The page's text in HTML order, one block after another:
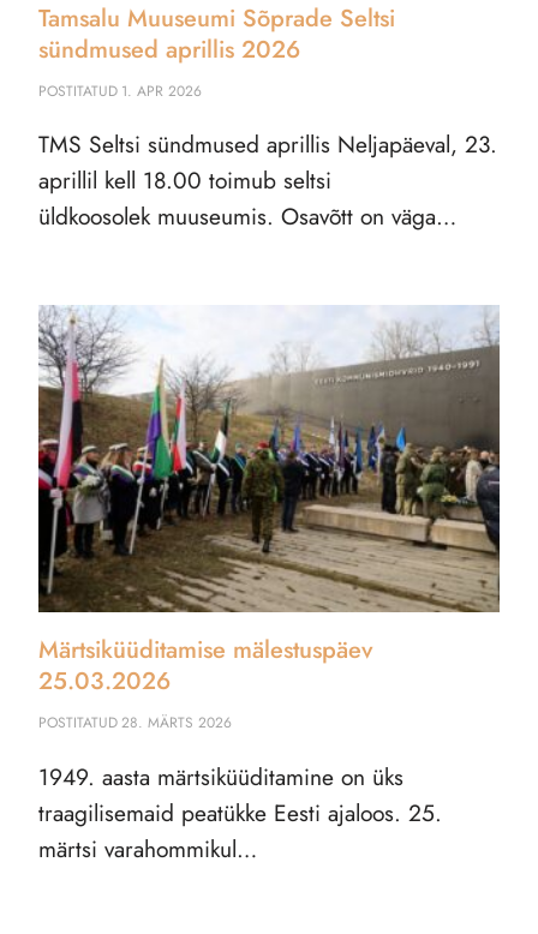
Tamsalu Muuseumi Sõprade Seltsi
sündmused aprillis 2026
POSTITATUD 1. APR 2026
TMS Seltsi sündmused aprillis Neljapäeval, 23.
aprillil kell 18.00 toimub seltsi
üldkoosolek muuseumis. Osavõtt on väga…
Märtsiküüditamise mälestuspäev
25.03.2026
POSTITATUD28. MÄRTS 2026
1949. aasta märtsiküüditamine on üks
traagilisemaid peatükke Eesti ajaloos. 25.
märtsi varahommikul…